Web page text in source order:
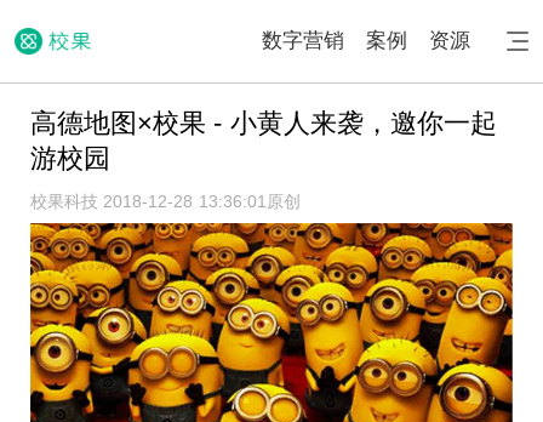
数字营销 案例 资源
高德地图×校果 - 小黄人来袭，邀你一起
游校园
校果科技 2018-12-28 13:36:01 原创